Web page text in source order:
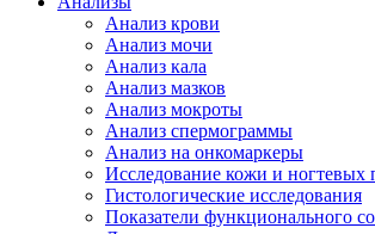
Анализ крови
Анализ мочи
Анализ кала
Анализ мазков
Анализ мокроты
Анализ спермограммы
Анализ на онкомаркеры
Исследование кожи и ногтевых
Гистологические исследования
Показатели функционального